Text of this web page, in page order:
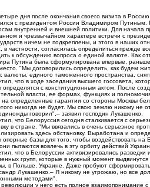
дня после окончания своего визита в
с президентом России Владимиром Путиным.
внутренней и внешней политики. Для
и чрезвычайном характере встречи с
ничем не подкреплены, и этого в наших
в частности, согласилась определиться прежде
к обсуждению вопроса о единой валюте. Как
Путина была сформулирована впервые,
"Мы договорились определить, как будем
валюты, единого таможенного пространства,
что в ходе заседания высшего госсовета,
определятся с конституционным актом. После
власти, ее формах, функциях и
определенные гарантии со стороны Москвы
никогда не будет. Мы свою землю никому не
говорил",– заявил господин Лукашенко.
что Белоруссия сегодня сталкивается с
в стране. "Мы ввязались в очень серьезное
здесь обстановку. Выработана и
опорные базы для того, чтобы воздействовать
пытаются вовлечь в эту орбиту действий
что в Белоруссии активизировались
групп, которые в нужный момент
в Польше, Украине. Даже пробуют
Лукашенко.– Я никому не угрожаю, но все
методами".
у него есть полное